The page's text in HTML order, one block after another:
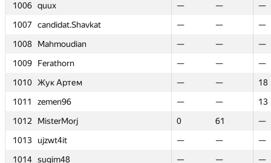
1006 quux — —
—
1007
candidat.Shavkat — —
—
1008
Mahmoudian — —
—
1009
Ferathorn — —
—
1010 Жук Артем — —
18
1011
zemen96 — —
13
1012
MisterMorj 0 61
—
1013
ujzwt4it — —
—
1014 sugim48 — —
—
1006 quux — —
—
1007
candidat.Shavkat — —
—
1008
Mahmoudian — —
—
1009
Ferathorn — —
—
1010 Жук Артем — —
18
1011
zemen96 — —
13
1012
MisterMorj 0 61
—
1013
ujzwt4it — —
—
1014 sugim48 — —
—